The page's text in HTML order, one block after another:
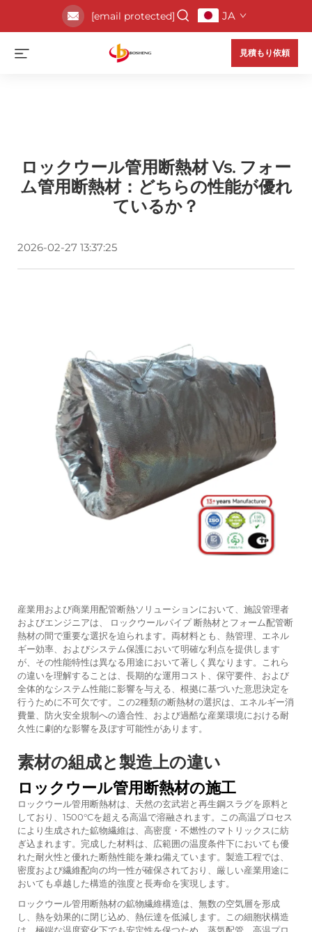
[email protected] JA
見積もり依頼
ロックウール管用断熱材 Vs. フォー
ム管用断熱材：どちらの性能が優れ
ているか？
2026-02-27 13:37:25
産業用および商業用配管断熱ソリューションにおいて、施設管理者
およびエンジニアは、
ロックウールパイプ断熱材とフォーム配管断
熱材の間で重要な選択を迫られます。両材料とも、熱管理、エネル
ギー効率、およびシステム保護において明確な利点を提供します
が、その性能特性は異なる用途において著しく異なります。これら
の違いを理解することは、長期的な運用コスト、保守要件、および
全体的なシステム性能に影響を与える、根拠に基づいた意思決定を
行うために不可欠です。この2種類の断熱材の選択は、エネルギー消
費量、防火安全規制への適合性、および過酷な産業環境における耐
久性に劇的な影響を及ぼす可能性があります。
素材の組成と製造上の違い
ロックウール管用断熱材の施工
ロックウール管用断熱材は、天然の玄武岩と再生鋼スラグを原料と
しており、1500°Cを超える高温で溶融されます。この高温プロセス
により生成された鉱物繊維は、高密度・不燃性のマトリックスに紡
ぎ込まれます。完成した材料は、広範囲の温度条件下においても優
れた耐火性と優れた断熱性能を兼ね備えています。製造工程では、
密度および繊維配向の均一性が確保されており、厳しい産業用途に
おいても卓越した構造的強度と長寿命を実現します。
ロックウール管用断熱材の鉱物繊維構造は、無数の空気層を形成
し、熱を効果的に閉じ込め、熱伝達を低減します。この細胞状構造